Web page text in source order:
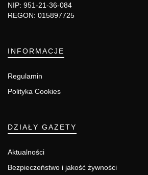
NIP: 951-21-36-084
REGON: 015897725
INFORMACJE
Regulamin
Polityka Cookies
DZIAŁY GAZETY
Aktualności
Bezpieczeństwo i jakość żywności